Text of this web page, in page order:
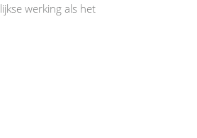
werking als het